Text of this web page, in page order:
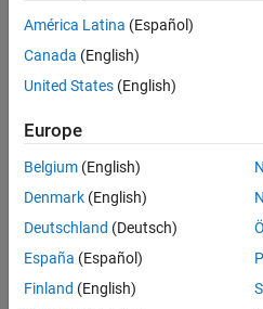
América Latina (Español)
Canada (English)
United States (English)
Europe
Belgium (English)
Denmark (English)
Deutschland (Deutsch)
España (Español)
Finland (English)
Lutte anti-piratage
© 1994-2026 The MathWorks, Inc.